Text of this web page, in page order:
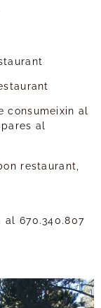
consumeixin al
al
restaurant,
al 670.340.807